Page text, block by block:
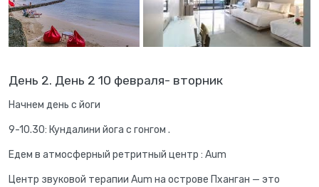
День 2. День 2 10 февраля- вторник
Начнем день с йоги
9-10.30: Кундалини йога с гонгом .
Едем в атмосферный ретритный центр : Aum
Центр звуковой терапии Aum на острове Пханган — это